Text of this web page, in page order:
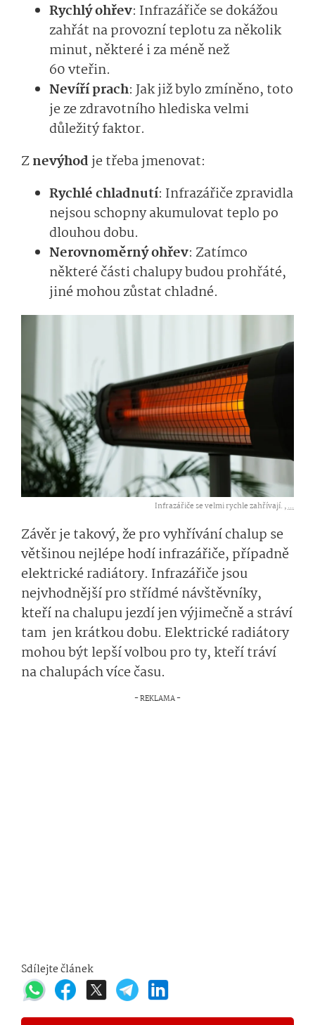
Rychlý ohřev: Infrazářiče se dokážou
zahřát na provozní teplotu za několik
minut, některé i za méně než
60 vteřin.
Nevíří prach: Jak již bylo zmíněno, toto
je ze zdravotního hlediska velmi
důležitý faktor.
Znevýhodje třeba jmenovat:
Rychlé chladnutí: Infrazářiče zpravidla
nejsou schopny akumulovat teplo po
dlouhou dobu.
Nerovnoměrný ohřev: Zatímco
některé části chalupy budou prohřáté,
jiné mohou zůstat chladné.
Infrazářiče se velmi rychle zahřívají. ,...
Závěr je takový, že pro vyhřívání chalup se
většinou nejlépe hodí infrazářiče, případně
elektrické radiátory. Infrazářiče jsou
nejvhodnější pro střídmé návštěvníky,
kteří na chalupu jezdí jen výjimečně a stráví
tam jen krátkou dobu. Elektrické radiátory
mohou být lepší volbou pro ty, kteří tráví
na chalupách více času.
Sdílejte článek